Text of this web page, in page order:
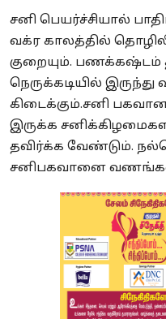
சனி பெயர்ச்சியால்
வக்ர காலத்தில்
குறையும். பணக்கஷ்டம்
நெருக்கடியில் இருந்து
கிடைக்கும்.சனி
இருக்க
தவிர்க்க வேண்டும்.
சனிபகவானை